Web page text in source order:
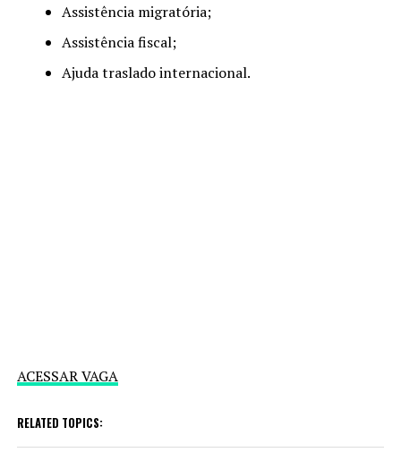
Assistência migratória;
Assistência fiscal;
Ajuda traslado internacional.
ACESSAR VAGA
RELATED TOPICS: